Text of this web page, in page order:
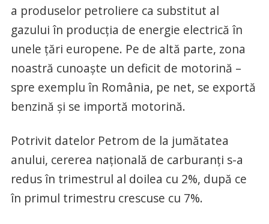
a produselor petroliere ca substitut al
gazului în producția de energie electrică în
unele țări europene. Pe de altă parte, zona
noastră cunoaște un deficit de motorină –
spre exemplu în România, pe net, se exportă
benzină și se importă motorină.
Potrivit datelor Petrom de la jumătatea
anului, cererea națională de carburanți s-a
redus în trimestrul al doilea cu 2%, după ce
în primul trimestru crescuse cu 7%.